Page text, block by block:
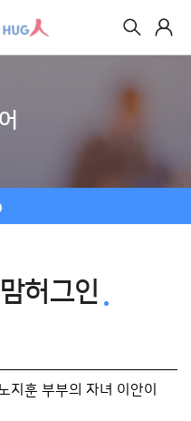
허그인
훈 부부의 자녀 이안이